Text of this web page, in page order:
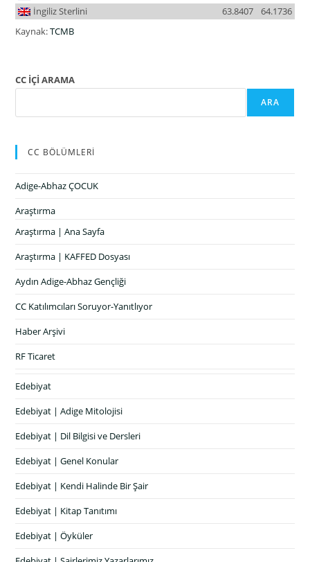
İngiliz Sterlini
64.1736
63.8407
Kaynak:TCMB
CC İÇİ ARAMA
ARA
CC BÖLÜMLERİ
Adige-Abhaz ÇOCUK
Araştırma
Araştırma | Ana Sayfa
Araştırma | KAFFED Dosyası
Aydın Adige-Abhaz Gençliği
CC Katılımcıları Soruyor-Yanıtlıyor
Haber Arşivi
RF Ticaret
Edebiyat
Edebiyat | Adige Mitolojisi
Edebiyat | Dil Bilgisi ve Dersleri
Edebiyat | Genel Konular
Edebiyat | Kendi Halinde Bir Şair
Edebiyat | Kitap Tanıtımı
Edebiyat | Öyküler